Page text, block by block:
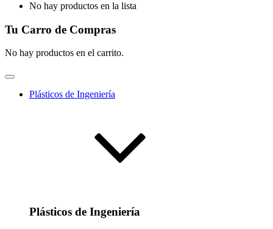
No hay productos en la lista
Tu Carro de Compras
No hay productos en el carrito.
Plásticos de Ingeniería
Plásticos de Ingeniería